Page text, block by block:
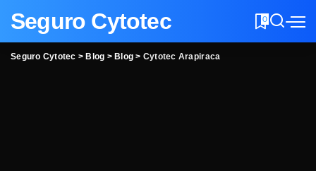
Seguro Cytotec 0
Seguro Cytotec > Blog > Blog > Cytotec Arapiraca